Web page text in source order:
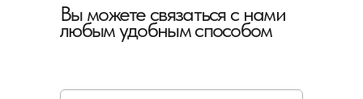
Вы можете связаться с нами
любым удобным способом